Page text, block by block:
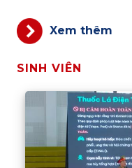
Xem thêm
SINH VIÊN